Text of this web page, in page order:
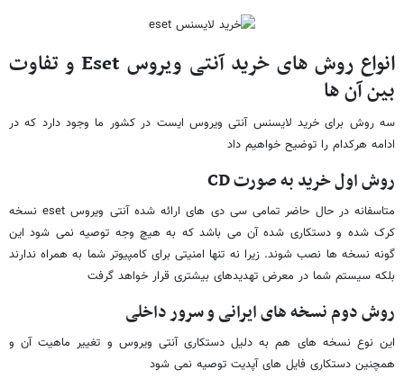
انواع روش های خرید آنتی ویروس Eset و تفاوت
بین آن ها
سه روش برای خرید لایسنس آنتی ویروس ایست در کشور ما وجود دارد که در
ادامه هرکدام را توضیح خواهیم داد
روش اول خرید به صورتCD
متاسفانه در حال حاضر تمامی سی دی های ارائه شده آنتی ویروس eset نسخه
کرک شده و دستکاری شده آن می باشد که به هیچ وجه توصیه نمی شود این
گونه نسخه ها نصب شوند. زیرا نه تنها امنیتی برای کامپیوتر شما به همراه ندارند
بلکه سیستم شما در معرض تهدیدهای بیشتری قرار خواهد گرفت
روش دوم نسخه های ایرانی و سرور داخلی
این نوع نسخه های هم به دلیل دستکاری آنتی ویروس و تغییر ماهیت آن و
همچنین دستکاری فایل های آپدیت توصیه نمی شود